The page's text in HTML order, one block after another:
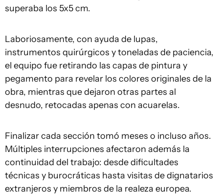
superaba los 5x5 cm.
Laboriosamente, con ayuda de lupas,
instrumentos quirúrgicos y toneladas de paciencia,
el equipo fue retirando las capas de pintura y
pegamento para revelar los colores originales de la
obra, mientras que dejaron otras partes al
desnudo, retocadas apenas con acuarelas.
Finalizar cada sección tomó meses o incluso años.
Múltiples interrupciones afectaron además la
continuidad del trabajo: desde dificultades
técnicas y burocráticas hasta visitas de dignatarios
extranjeros y miembros de la realeza europea.